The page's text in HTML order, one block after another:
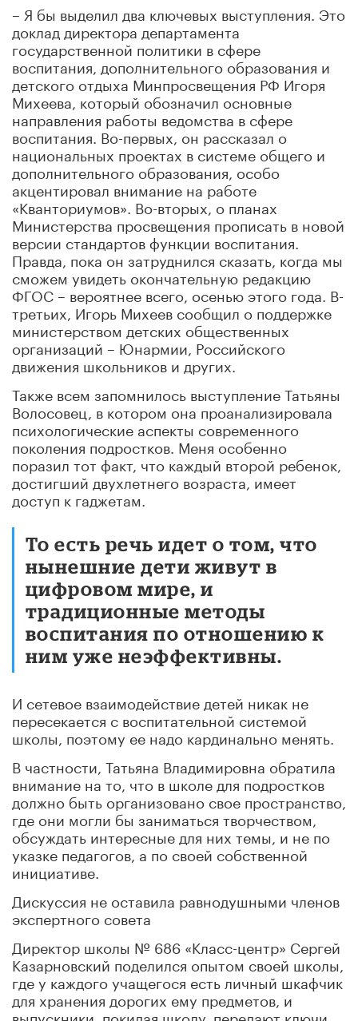
– Я бы выделил два ключевых выступления. Это
доклад директора департамента
государственной политики в сфере
воспитания, дополнительного образования и
детского отдыха Минпросвещения РФ Игоря
Михеева, который обозначил основные
направления работы ведомства в сфере
воспитания. Во-первых, он рассказал о
национальных проектах в системе общего и
дополнительного образования, особо
акцентировал внимание на работе
«Кванториумов». Во-вторых, о планах
Министерства просвещения прописать в новой
версии стандартов функции воспитания.
Правда, пока он затруднился сказать, когда мы
сможем увидеть окончательную редакцию
ФГОС – вероятнее всего, осенью этого года. В-
третьих, Игорь Михеев сообщил о поддержке
министерством детских общественных
организаций – Юнармии, Российского
движения школьников и других.
Также всем запомнилось выступление Татьяны
Волосовец, в котором она проанализировала
психологические аспекты современного
поколения подростков. Меня особенно
поразил тот факт, что каждый второй ребенок,
достигший двухлетнего возраста, имеет
доступ к гаджетам.
То есть речь идет о том, что
нынешние дети живут в
цифровом мире, и
традиционные методы
воспитания по отношению к
ним уже неэффективны.
И сетевое взаимодействие детей никак не
пересекается с воспитательной системой
школы, поэтому ее надо кардинально менять.
В частности, Татьяна Владимировна обратила
внимание на то, что в школе для подростков
должно быть организовано свое пространство,
где они могли бы заниматься творчеством,
обсуждать интересные для них темы, и не по
указке педагогов, а по своей собственной
инициативе.
Дискуссия не оставила равнодушными членов
экспертного совета
Директор школы № 686 «Класс-центр» Сергей
Казарновский поделился опытом своей школы,
где у каждого учащегося есть личный шкафчик
для хранения дорогих ему предметов, и
выпускники, покидая школу, передают ключи